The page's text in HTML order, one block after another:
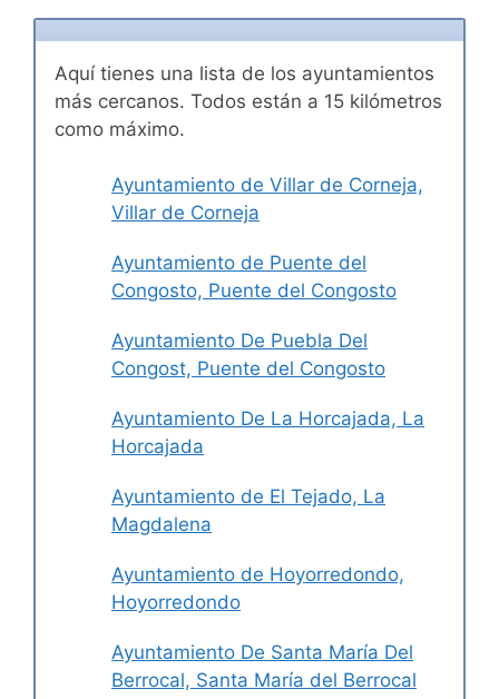
Aquí tienes una lista de los ayuntamientos
más cercanos. Todos están a 15 kilómetros
como máximo.
Ayuntamiento de Villar de Corneja,
Villar de Corneja
Ayuntamiento de Puente del
Congosto, Puente del Congosto
Ayuntamiento De Puebla Del
Congost, Puente del Congosto
Ayuntamiento De La Horcajada, La
Horcajada
Ayuntamiento de El Tejado, La
Magdalena
Ayuntamiento de Hoyorredondo,
Hoyorredondo
Ayuntamiento De Santa María Del
Berrocal, Santa María del Berrocal